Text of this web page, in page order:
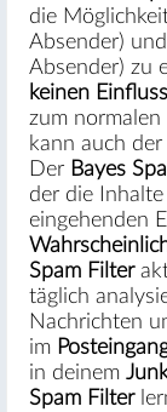
die
Absender) und
Absender) zu
keinen Einfluss
zum normalen
kann auch der
Der Bayes
der die
eingehenden
Spam Filter
täglich
Nachrichten
im
in deinem
Spam Filter